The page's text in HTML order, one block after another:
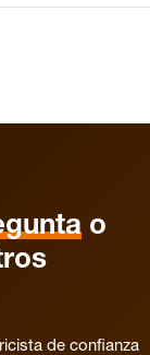
o
de confianza